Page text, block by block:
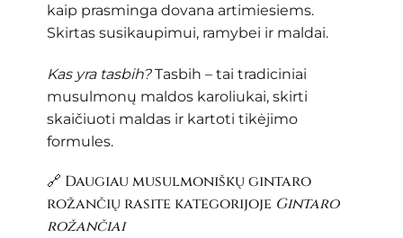
kaip prasminga dovana artimiesiems.
Skirtas susikaupimui, ramybei ir maldai.
Kas yra tasbih?Tasbih – tai tradiciniai
musulmonų maldos karoliukai, skirti
skaičiuoti maldas ir kartoti tikėjimo
formules.
🔗 Daugiau musulmoniškų gintaro
rožančių rasite kategorijoje Gintaro
rožančiai